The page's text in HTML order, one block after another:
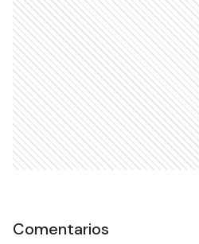
Comentarios